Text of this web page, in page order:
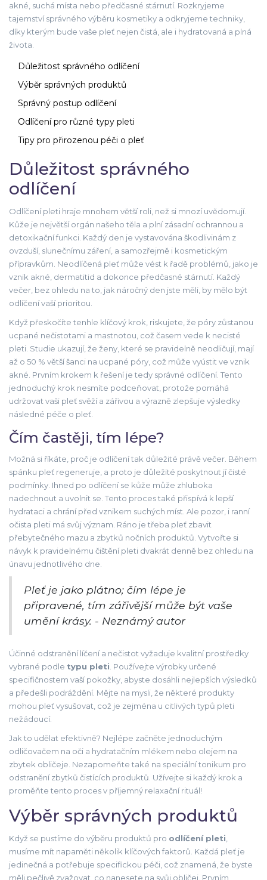
akné, suchá místa nebo předčasné stárnutí. Rozkryjeme
tajemství správného výběru kosmetiky a odkryjeme techniky,
díky kterým bude vaše pleť nejen čistá, ale i hydratovaná a plná
života.
Důležitost správného odlíčení
Výběr správných produktů
Správný postup odlíčení
Odlíčení pro různé typy pleti
Tipy pro přirozenou péči o pleť
Důležitost správného
odlíčení
Odlíčení pleti hraje mnohem větší roli, než si mnozí uvědomují.
Kůže je největší orgán našeho těla a plní zásadní ochrannou a
detoxikační funkci. Každý den je vystavována škodlivinám z
ovzduší, slunečnímu záření, a samozřejmě i kosmetickým
přípravkům. Neodlíčená pleť může vést k řadě problémů, jako je
vznik akné, dermatitid a dokonce předčasné stárnutí. Každý
večer, bez ohledu na to, jak náročný den jste měli, by mělo být
odlíčení vaší prioritou.
Když přeskočíte tenhle klíčový krok, riskujete, že póry zůstanou
ucpané nečistotami a mastnotou, což časem vede k necisté
pleti. Studie ukazují, že ženy, které se pravidelně neodličují, mají
až o 50 % větší šanci na ucpané póry, což může vyústit ve vznik
akné. Prvním krokem k řešení je tedy správné odlíčení. Tento
jednoduchý krok nesmíte podceňovat, protože pomáhá
udržovat vaši pleť svěží a zářivou a výrazně zlepšuje výsledky
následné péče o pleť.
Čím častěji, tím lépe?
Možná si říkáte, proč je odlíčení tak důležité právě večer. Během
spánku pleť regeneruje, a proto je důležité poskytnout jí čisté
podmínky. Ihned po odlíčení se kůže může zhluboka
nadechnout a uvolnit se. Tento proces také přispívá k lepší
hydrataci a chrání před vznikem suchých míst. Ale pozor, i ranní
očista pleti má svůj význam. Ráno je třeba pleť zbavit
přebytečného mazu a zbytků nočních produktů. Vytvořte si
návyk k pravidelnému čištění pleti dvakrát denně bez ohledu na
únavu jednotlivého dne.
Pleť je jako plátno; čím lépe je
připravené, tím zářivější může být vaše
umění krásy. - Neznámý autor
Účinné odstranění líčení a nečistot vyžaduje kvalitní prostředky
vybrané podle typu pleti . Používejte výrobky určené
specifičnostem vaší pokožky, abyste dosáhli nejlepších výsledků
a předešli podráždění. Mějte na mysli, že některé produkty
mohou pleť vysušovat, což je zejména u citlivých typů pleti
nežádoucí.
Jak to udělat efektivně? Nejlépe začněte jednoduchým
odličovačem na oči a hydratačním mlékem nebo olejem na
zbytek obličeje. Nezapomeňte také na speciální tonikum pro
odstranění zbytků čistících produktů. Užívejte si každý krok a
proměňte tento proces v příjemný relaxační rituál!
Výběr správných produktů
Když se pustíme do výběru produktů pro odlíčení pleti
musíme mít napaměti několik klíčových faktorů. Každá pleť je
jedinečná a potřebuje specifickou péči, což znamená, že byste
měli pečlivě zvažovat, co nanesete na svůj obličej. Prvním